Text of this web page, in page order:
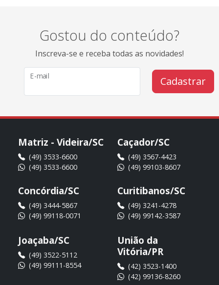
Gostou do conteúdo?
Inscreva-se e receba todas as novidades!
E-mail Cadastrar
Matriz - Videira/SC
(49) 3533-6600
(49) 3533-6600
Caçador/SC
(49) 3567-4423
(49) 99103-8607
Concórdia/SC
(49) 3444-5867
(49) 99118-0071
Curitibanos/SC
(49) 3241-4278
(49) 99142-3587
Joaçaba/SC
(49) 3522-5112
(49) 99111-8554
União da
Vitória/PR
(42) 3523-1400
(42) 99136-8260